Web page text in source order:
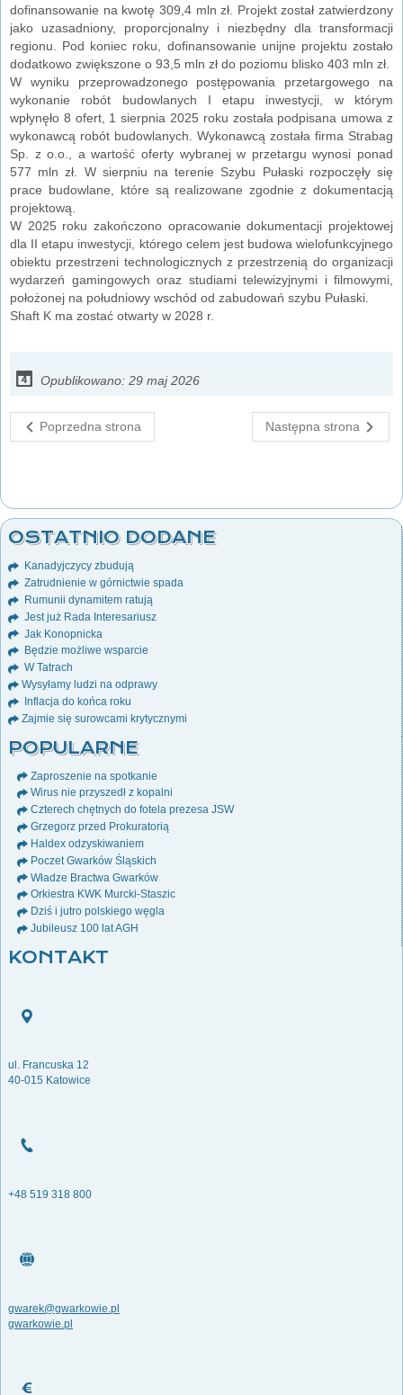
dofinansowanie na kwotę 309,4 mln zł. Projekt został zatwierdzony
jako uzasadniony, proporcjonalny i niezbędny dla transformacji
regionu. Pod koniec roku, dofinansowanie unijne projektu zostało
dodatkowo zwiększone o 93,5 mln zł do poziomu blisko 403 mln zł.
W wyniku przeprowadzonego postępowania przetargowego na
wykonanie robót budowlanych I etapu inwestycji, w którym
wpłynęło 8 ofert, 1 sierpnia 2025 roku została podpisana umowa z
wykonawcą robót budowlanych. Wykonawcą została firma Strabag
Sp. z o.o., a wartość oferty wybranej w przetargu wynosi ponad
577 mln zł. W sierpniu na terenie Szybu Pułaski rozpoczęły się
prace budowlane, które są realizowane zgodnie z dokumentacją
projektową.
W 2025 roku zakończono opracowanie dokumentacji projektowej
dla II etapu inwestycji, którego celem jest budowa wielofunkcyjnego
obiektu przestrzeni technologicznych z przestrzenią do organizacji
wydarzeń gamingowych oraz studiami telewizyjnymi i filmowymi,
położonej na południowy wschód od zabudowań szybu Pułaski.
Shaft K ma zostać otwarty w 2028 r.
Opublikowano: 29 maj 2026
Poprzedna strona Następna strona
OSTATNIO DODANE
Kanadyjczycy zbudują
Zatrudnienie w górnictwie spada
Rumunii dynamitem ratują
Jest już Rada Interesariusz
Jak Konopnicka
Będzie możliwe wsparcie
W Tatrach
Wysyłamy ludzi na odprawy
Inflacja do końca roku
Zajmie się surowcami krytycznymi
POPULARNE
Zaproszenie na spotkanie
Wirus nie przyszedł z kopalni
Czterech chętnych do fotela prezesa JSW
Grzegorz przed Prokuratorią
Haldex odzyskiwaniem
Poczet Gwarków Śląskich
Władze Bractwa Gwarków
Orkiestra KWK Murcki-Staszic
Dziś i jutro polskiego węgla
Jubileusz 100 lat AGH
KONTAKT
ul. Francuska 12
40-015 Katowice
+48 519 318 800
gwarek@gwarkowie.pl
gwarkowie.pl